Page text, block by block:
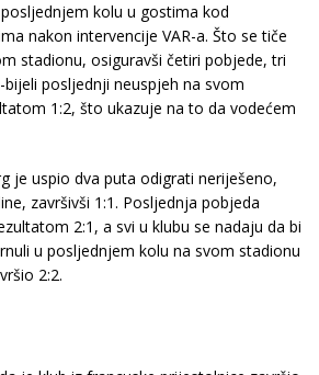
kolu u gostima kod
nakon intervencije VAR-a. Što se tiče
stadionu, osiguravši četiri pobjede, tri
posljednji neuspjeh na svom
1:2, što ukazuje na to da vodećem
je uspio dva puta odigrati neriješeno,
završivši 1:1. Posljednja pobjeda
2:1, a svi u klubu se nadaju da bi
u posljednjem kolu na svom stadionu
2:2.